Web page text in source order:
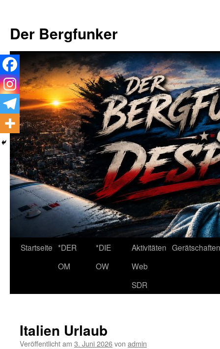
springen
Der Bergfunker
Startseite *DER
OM
*DIE
OW
Aktivitäten Gerätschaften
Web
SDR
Italien Urlaub
Veröffentlicht am 3. Juni 2026von admin